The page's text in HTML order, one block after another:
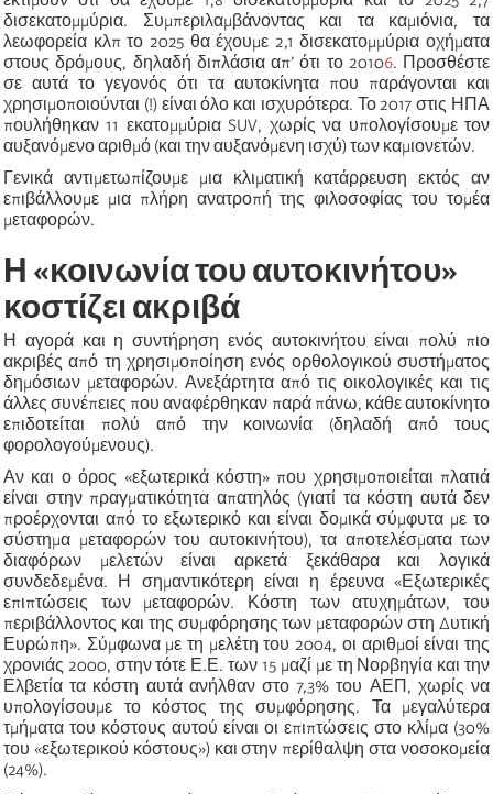
δισεκατομμύρια. Συμπεριλαμβάνοντας και τα καμιόνια, τα
λεωφορεία κλπ το 2025 θα έχουμε 2,1 δισεκατομμύρια οχήματα
στους δρόμους, δηλαδή διπλάσια απ’ ότι το 20106. Προσθέστε
σε αυτά το γεγονός ότι τα αυτοκίνητα που παράγονται και
χρησιμοποιούνται (!) είναι όλο και ισχυρότερα. Το 2017 στις ΗΠΑ
πουλήθηκαν 11 εκατομμύριαSUV, χωρίς να υπολογίσουμε τον
αυξανόμενο αριθμό (και την αυξανόμενη ισχύ) των καμιονετών.
Γενικά αντιμετωπίζουμε μια κλιματική κατάρρευση εκτός αν
επιβάλλουμε μια πλήρη ανατροπή της φιλοσοφίας του τομέα
μεταφορών.
Η «κοινωνία του αυτοκινήτου»
κοστίζει ακριβά
Η αγορά και η συντήρηση ενός αυτοκινήτου είναι πολύ πιο
ακριβές από τη χρησιμοποίηση ενός ορθολογικού συστήματος
δημόσιων μεταφορών. Ανεξάρτητα από τις οικολογικές και τις
άλλες συνέπειες που αναφέρθηκαν παρά πάνω, κάθε αυτοκίνητο
επιδοτείται πολύ από την κοινωνία (δηλαδή από τους
φορολογούμενους).
Αν και ο όρος «εξωτερικά κόστη» που χρησιμοποιείται πλατιά
είναι στην πραγματικότητα απατηλός (γιατί τα κόστη αυτά δεν
προέρχονται από το εξωτερικό και είναι δομικά σύμφυτα με το
σύστημα μεταφορών του αυτοκινήτου), τα αποτελέσματα των
διαφόρων μελετών είναι αρκετά ξεκάθαρα και λογικά
συνδεδεμένα. Η σημαντικότερη είναι η έρευνα «Εξωτερικές
επιπτώσεις των μεταφορών. Κόστη των ατυχημάτων, του
περιβάλλοντος και της συμφόρησης των μεταφορών στη Δυτική
Ευρώπη». Σύμφωνα με τη μελέτη του 2004, οι αριθμοί είναι της
χρονιάς 2000, στην τότε Ε.Ε. των 15 μαζί με τη Νορβηγία και την
Ελβετία τα κόστη αυτά ανήλθαν στο 7,3% του ΑΕΠ, χωρίς να
υπολογίσουμε το κόστος της συμφόρησης. Τα μεγαλύτερα
τμήματα του κόστους αυτού είναι οι επιπτώσεις στο κλίμα (30%
του «εξωτερικού κόστους») και στην περίθαλψη στα νοσοκομεία
(24%).